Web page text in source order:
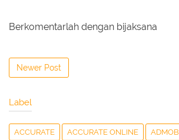
Berkomentarlah dengan bijaksana
Newer Post
Label
ACCURATE ACCURATE ONLINE ADMOB